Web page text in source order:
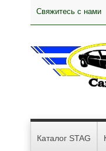
Свяжитесь с нами
Каталог STAG